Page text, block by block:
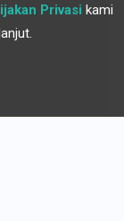
Privasi kami